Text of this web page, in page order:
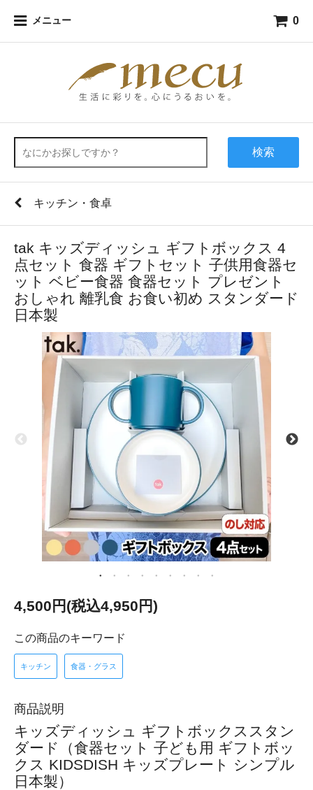
メニュー 0
検索
キッチン・食卓
tak キッズディッシュ ギフトボックス 4
点セット 食器 ギフトセット 子供用食器セ
ット ベビー食器 食器セット プレゼント
おしゃれ 離乳食 お食い初め スタンダード
日本製
4,500円(税込4,950円)
この商品のキーワード
キッチン 食器・グラス
商品説明
キッズディッシュ ギフトボックススタン
ダード（食器セット 子ども用 ギフトボッ
クス KIDSDISH キッズプレート シンプル
日本製）